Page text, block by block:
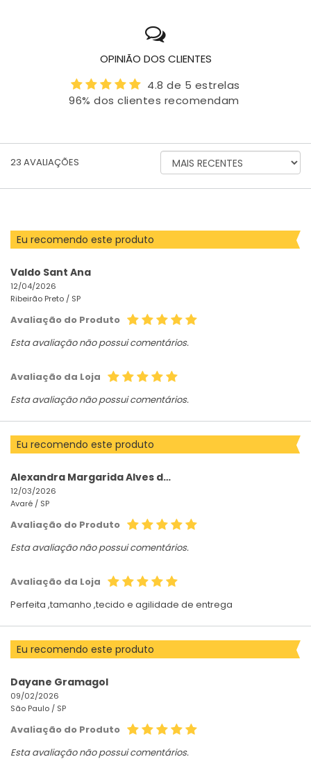
OPINIÃO DOS CLIENTES
4.8 de 5 estrelas
96% dos clientes recomendam
23 AVALIAÇÕES
ORDENAR
AVALIAÇÕES
Eu recomendo este produto
Valdo Sant Ana
12/04/2026
Ribeirão Preto / SP
Avaliação do Produto
Esta avaliação não possui comentários.
Avaliação da Loja
Esta avaliação não possui comentários.
Eu recomendo este produto
Alexandra Margarida Alves da Costa
12/03/2026
Avaré / SP
Avaliação do Produto
Esta avaliação não possui comentários.
Avaliação da Loja
Perfeita ,tamanho ,tecido e agilidade de entrega
Eu recomendo este produto
Dayane Gramagol
09/02/2026
São Paulo / SP
Avaliação do Produto
Esta avaliação não possui comentários.